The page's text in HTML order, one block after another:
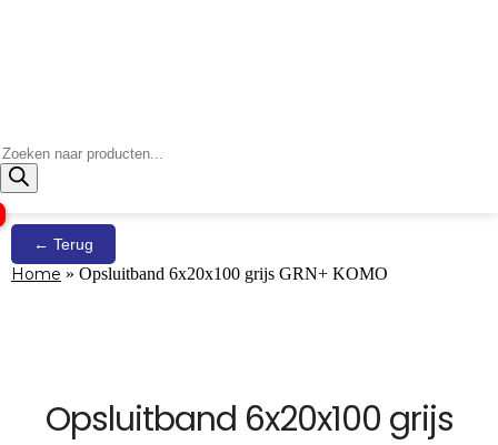
Producten
zoeken
← Terug
Home » Opsluitband 6x20x100 grijs GRN+ KOMO
Opsluitband 6x20x100 grijs